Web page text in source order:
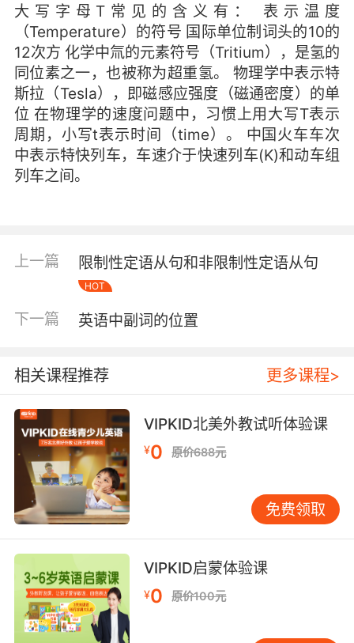
大写字母T常见的含义有： 表示温度
（Temperature）的符号 国际单位制词头的10的
12次方 化学中氚的元素符号（Tritium），是氢的
同位素之一，也被称为超重氢。 物理学中表示特
斯拉（Tesla），即磁感应强度（磁通密度）的单
位 在物理学的速度问题中，习惯上用大写T表示
周期，小写t表示时间（time）。 中国火车车次
中表示特快列车，车速介于快速列车(K)和动车组
列车之间。
上一篇 限制性定语从句和非限制性定语从句
HOT
下一篇 英语中副词的位置
相关课程推荐 更多课程>
VIPKID北美外教试听体验课
¥0 原价688元
免费领取
VIPKID启蒙体验课
¥0 原价100元